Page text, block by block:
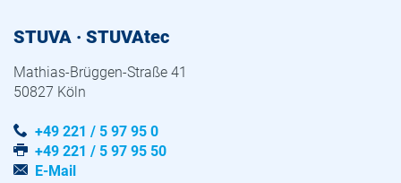
STUVA · STUVAtec
Mathias-Brüggen-Straße 41
50827 Köln
+49 221 / 5 97 95 0
+49 221 / 5 97 95 50
E-Mail